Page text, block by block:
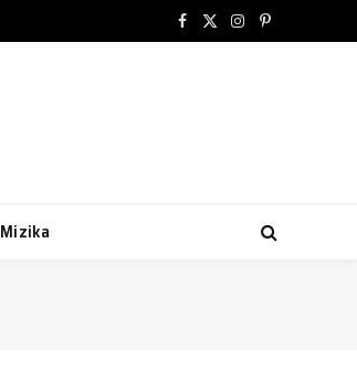
Facebook
X
Instagram
Pinterest
Mizika